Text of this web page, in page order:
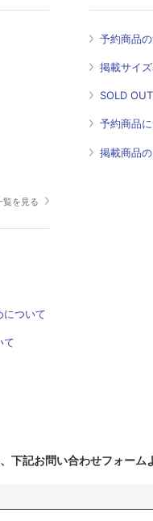
予約商品
掲載サイ
SOLD
予約商品
掲載商品
覧を見る
について
て
下記お問い合わせフォーム